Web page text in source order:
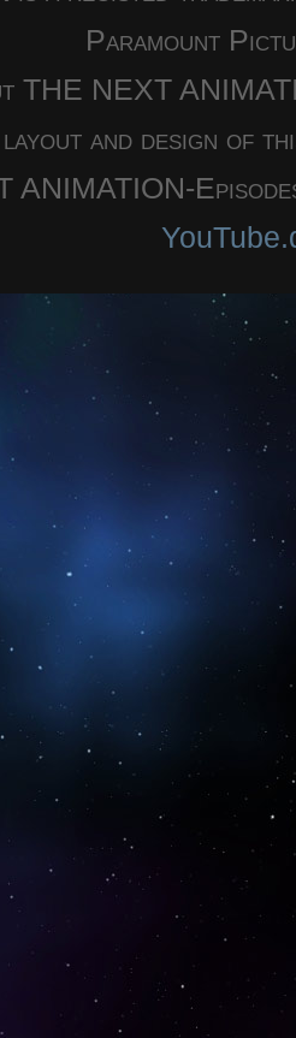
Paramount
THE NEXT
layout and design of
ANIMATION-